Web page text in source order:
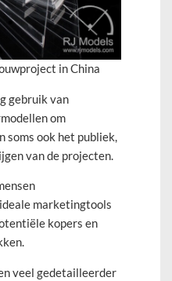
in China
gebruik van
om
soms ook het publiek,
van de projecten.
marketingtools
kopers en
veel gedetailleerder